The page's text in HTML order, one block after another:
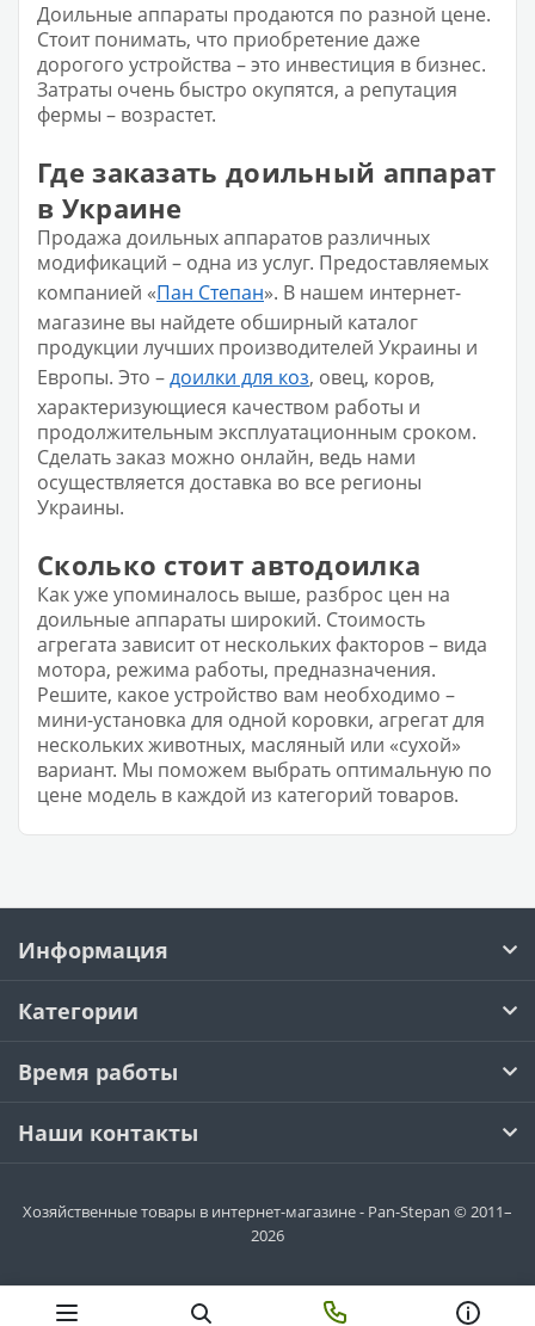
Доильные аппараты продаются по разной цене.
Стоит понимать, что приобретение даже
дорогого устройства – это инвестиция в бизнес.
Затраты очень быстро окупятся, а репутация
фермы – возрастет.
Где заказать доильный аппарат
в Украине
Продажа доильных аппаратов различных
модификаций – одна из услуг. Предоставляемых
компанией «Пан Степан». В нашем интернет-
магазине вы найдете обширный каталог
продукции лучших производителей Украины и
Европы. Это –доилки для коз, овец, коров,
характеризующиеся качеством работы и
продолжительным эксплуатационным сроком.
Сделать заказ можно онлайн, ведь нами
осуществляется доставка во все регионы
Украины.
Сколько стоит автодоилка
Как уже упоминалось выше, разброс цен на
доильные аппараты широкий. Стоимость
агрегата зависит от нескольких факторов – вида
мотора, режима работы, предназначения.
Решите, какое устройство вам необходимо –
мини-установка для одной коровки, агрегат для
нескольких животных, масляный или «сухой»
вариант. Мы поможем выбрать оптимальную по
цене модель в каждой из категорий товаров.
Информация
Категории
Время работы
Наши контакты
Хозяйственные товары в интернет-магазине - Pan-Stepan © 2011–
2026